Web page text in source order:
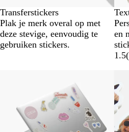
Transferstickers
Plak je merk overal op met
deze stevige, eenvoudig te
gebruiken stickers.
en
1.5(